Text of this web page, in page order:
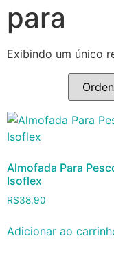
para
Exibindo um único
Almofada Para
Isoflex
R$38,90
Adicionar ao